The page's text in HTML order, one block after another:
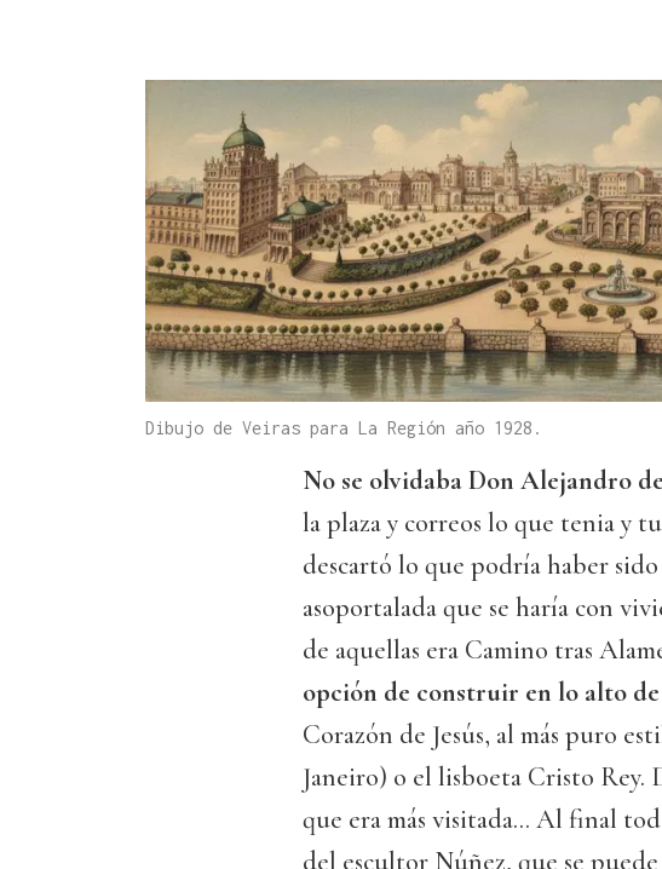
Dibujo de Veiras para La Región año 1928.
No se olvidaba Don Alejandro
la plaza y correos lo que tenia y
descartó lo que podría haber
asoportalada que se haría con
de aquellas era Camino tras
opción de construir en lo alto
Corazón de Jesús, al más puro
Janeiro) o el lisboeta Cristo Rey.
que era más visitada... Al final
del escultor Núñez, que se